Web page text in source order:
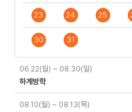
23 24 25
30 31
06.22(월) ~ 08.30(일)
하계방학
08.10(월) ~ 08.13(목)